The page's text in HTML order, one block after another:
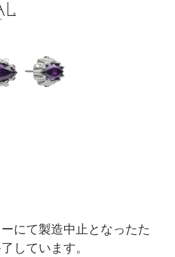
にて製造中止となったた
しています。